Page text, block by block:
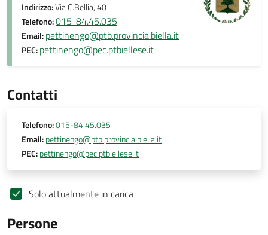
Indirizzo:Via C.Bellia, 40
Telefono:015-84.45.035
Email:pettinengo@ptb.provincia.biella.it
PEC:pettinengo@pec.ptbiellese.it
Contatti
Telefono:015-84.45.035
Email:pettinengo@ptb.provincia.biella.it
PEC:pettinengo@pec.ptbiellese.it
Solo attualmente in carica
Persone